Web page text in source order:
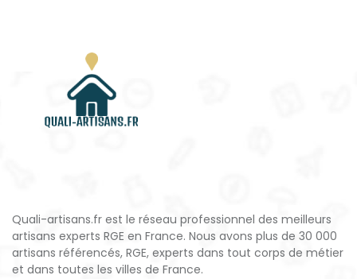
Quali-artisans.fr est le réseau professionnel des meilleurs
artisans experts RGE en France. Nous avons plus de 30 000
artisans référencés, RGE, experts dans tout corps de métier
et dans toutes les villes de France.